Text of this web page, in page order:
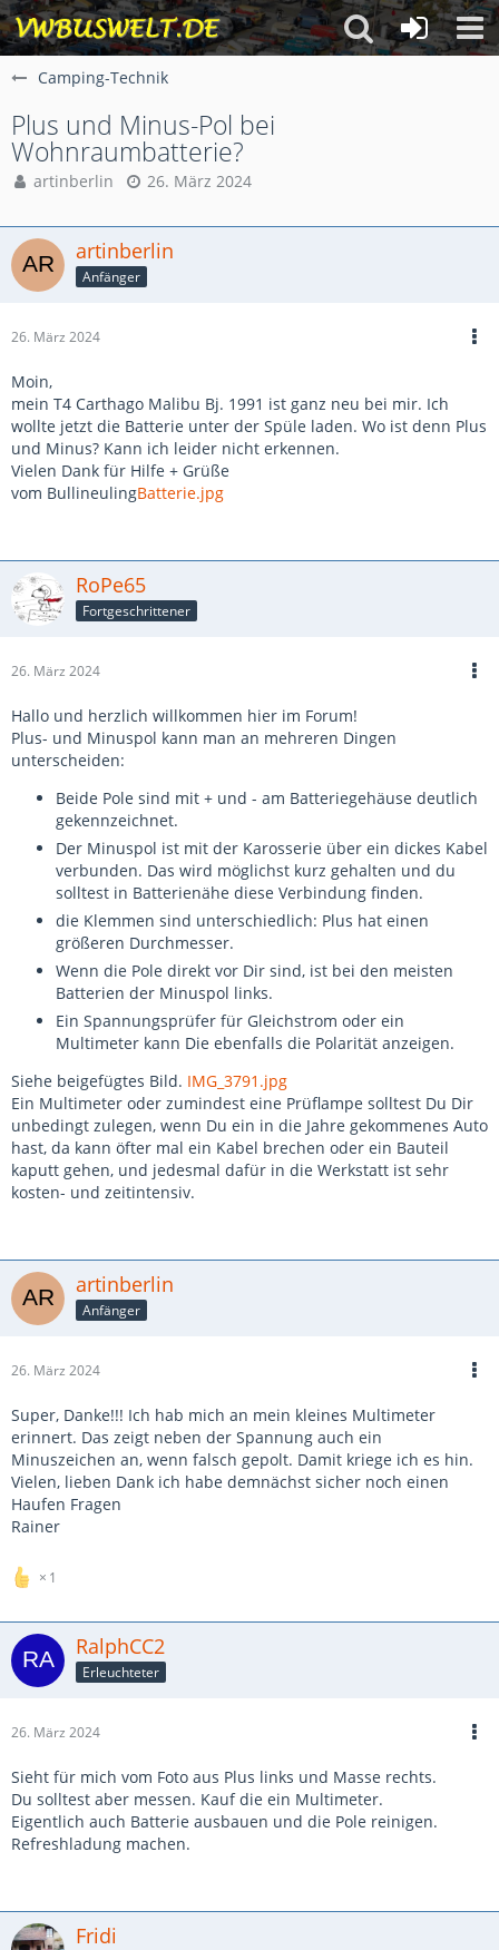
Camping-Technik
Plus und Minus-Pol bei
Wohnraumbatterie?
artinberlin 26. März 2024
artinberlin
Anfänger
26. März 2024
Moin,
mein T4 Carthago Malibu Bj. 1991 ist ganz neu bei mir. Ich
wollte jetzt die Batterie unter der Spüle laden. Wo ist denn Plus
und Minus? Kann ich leider nicht erkennen.
Vielen Dank für Hilfe + Grüße
vom BullineulingBatterie.jpg
RoPe65
Fortgeschrittener
26. März 2024
Hallo und herzlich willkommen hier im Forum!
Plus- und Minuspol kann man an mehreren Dingen
unterscheiden:
Beide Pole sind mit + und - am Batteriegehäuse deutlich
gekennzeichnet.
Der Minuspol ist mit der Karosserie über ein dickes Kabel
verbunden. Das wird möglichst kurz gehalten und du
solltest in Batterienähe diese Verbindung finden.
die Klemmen sind unterschiedlich: Plus hat einen
größeren Durchmesser.
Wenn die Pole direkt vor Dir sind, ist bei den meisten
Batterien der Minuspol links.
Ein Spannungsprüfer für Gleichstrom oder ein
Multimeter kann Die ebenfalls die Polarität anzeigen.
Siehe beigefügtes Bild. IMG_3791.jpg
Ein Multimeter oder zumindest eine Prüflampe solltest Du Dir
unbedingt zulegen, wenn Du ein in die Jahre gekommenes Auto
hast, da kann öfter mal ein Kabel brechen oder ein Bauteil
kaputt gehen, und jedesmal dafür in die Werkstatt ist sehr
kosten- und zeitintensiv.
artinberlin
Anfänger
26. März 2024
Super, Danke!!! Ich hab mich an mein kleines Multimeter
erinnert. Das zeigt neben der Spannung auch ein
Minuszeichen an, wenn falsch gepolt. Damit kriege ich es hin.
Vielen, lieben Dank ich habe demnächst sicher noch einen
Haufen Fragen
Rainer
1
RalphCC2
Erleuchteter
26. März 2024
Sieht für mich vom Foto aus Plus links und Masse rechts.
Du solltest aber messen. Kauf die ein Multimeter.
Eigentlich auch Batterie ausbauen und die Pole reinigen.
Refreshladung machen.
Fridi